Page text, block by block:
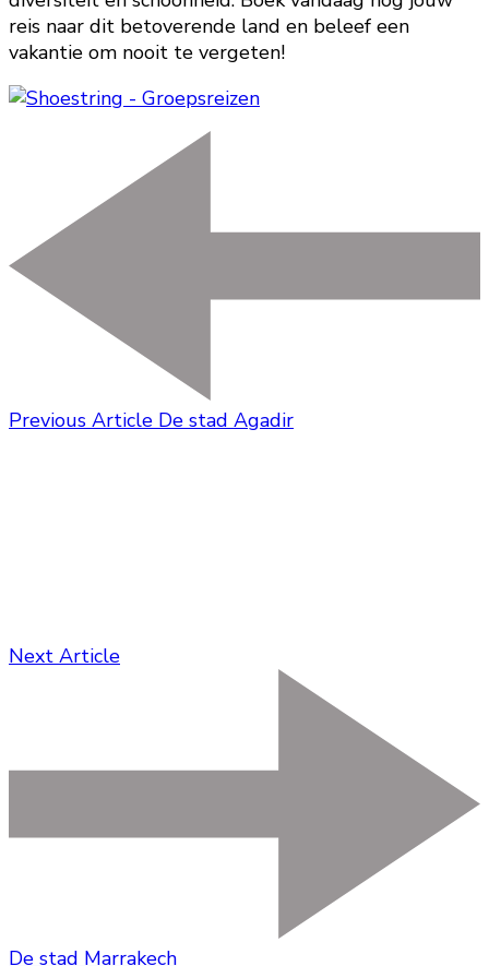
reis naar dit betoverende land en beleef een
vakantie om nooit te vergeten!
Previous Article De stad Agadir
Next Article
De stad Marrakech